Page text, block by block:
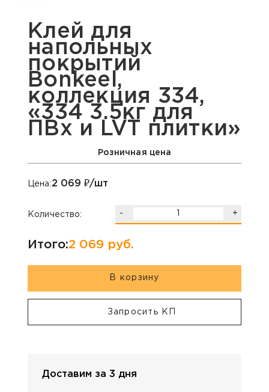
Клей для
напольных
покрытий
Bonkeel,
коллекция 334,
«334 3.5кг для
ПВх и LVT плитки»
Розничная цена
Цена:2 069 ₽/шт
Количество: - +
Итого:2 069 руб.
В корзину
Запросить КП
Доставим за 3 дня